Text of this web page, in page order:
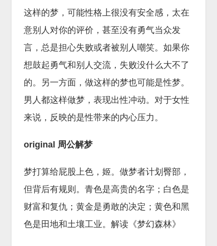
这样的梦，可能性格上很没有安全感，太在
意别人对你的评价，甚至没有勇气当众发
言，总是担心失败或者被别人嘲笑。如果你
想鼓起勇气和别人交流，失败没什么大不了
的。另一方面，做这样的梦也可能是性梦。
男人都这样做梦，表现出性冲动。对于女性
来说，反映的是性带来的内心压力。
original 周公解梦
梦打算给屁股上色，姬。做梦者计划臀部，
但背后有规则。青色是高贵的名字；白色是
财富和复仇；黄金是勇敢的决定；黄色和黑
色是田地和土壤工业。解读《梦幻森林》